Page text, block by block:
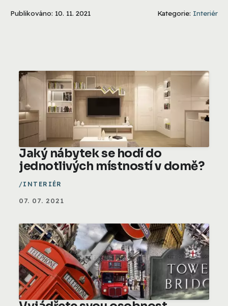
Publikováno: 10. 11. 2021 Kategorie: Interiér
Jaký nábytek se hodí do
jednotlivých místností v domě?
INTERIÉR
07. 07. 2021